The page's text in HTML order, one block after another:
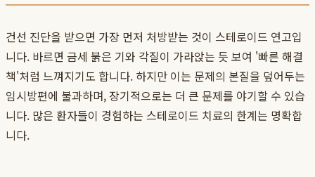
건선 진단을 받으면 가장 먼저 처방받는 것이 스테로이드 연고입
니다. 바르면 금세 붉은 기와 각질이 가라앉는 듯 보여 '빠른 해결
책'처럼 느껴지기도 합니다. 하지만 이는 문제의 본질을 덮어두는
임시방편에 불과하며, 장기적으로는 더 큰 문제를 야기할 수 있습
니다. 많은 환자들이 경험하는 스테로이드 치료의 한계는 명확합
니다.